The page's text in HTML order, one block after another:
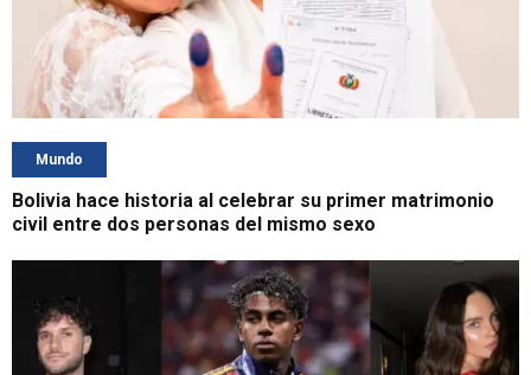
Mundo
Bolivia hace historia al celebrar su primer matrimonio
civil entre dos personas del mismo sexo